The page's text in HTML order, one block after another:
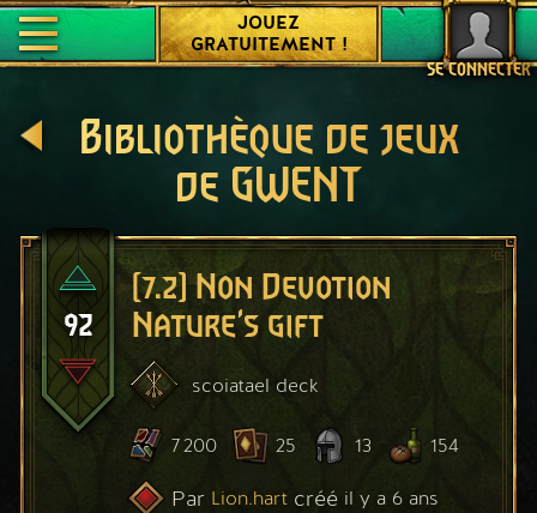
SE CONNECTER
JOUEZ
GRATUITEMENT !
Bibliothèque de jeux
de GWENT
92
[7.2] Non Devotion
Nature's gift
scoiatael deck
7 200 25 13 154
Par Lion.hart créé il y a 6 ans